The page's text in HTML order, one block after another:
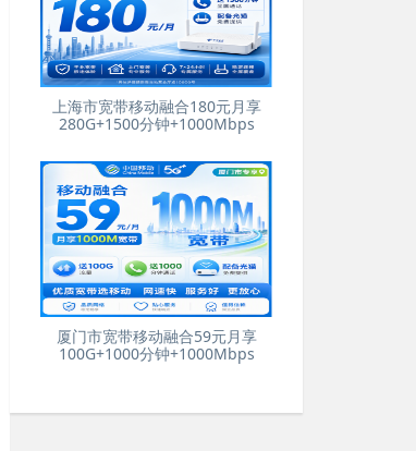
上海市宽带移动融合180元月享
280G+1500分钟+1000Mbps
厦门市宽带移动融合59元月享
100G+1000分钟+1000Mbps